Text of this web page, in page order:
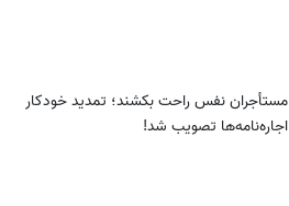
مستأجران نفس راحت بکشند؛ تمدید خودکار
اجاره‌نامه‌ها تصویب شد!